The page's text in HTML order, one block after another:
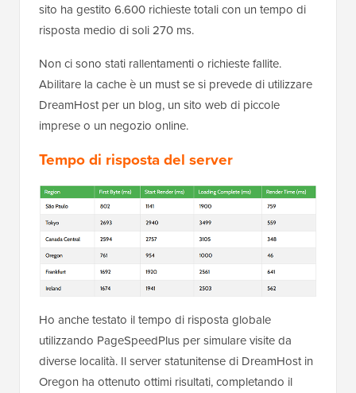
sito ha gestito 6.600 richieste totali con un tempo di
risposta medio di soli 270 ms.
Non ci sono stati rallentamenti o richieste fallite.
Abilitare la cache è un must se si prevede di utilizzare
DreamHost per un blog, un sito web di piccole
imprese o un negozio online.
Tempo di risposta del server
Ho anche testato il tempo di risposta globale
utilizzando PageSpeedPlus per simulare visite da
diverse località. Il server statunitense di DreamHost in
Oregon ha ottenuto ottimi risultati, completando il